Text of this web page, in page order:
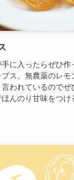
に入ったらぜひ
ス。無農薬のレ
われているのでぜ
んのり甘味をつけ